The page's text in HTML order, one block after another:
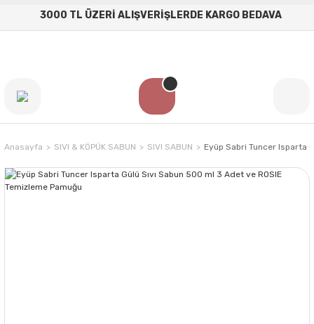
3000 TL ÜZERİ ALIŞVERİŞLERDE KARGO BEDAVA
Anasayfa SIVI & KÖPÜK SABUN SIVI SABUN Eyüp Sabri Tuncer Isparta